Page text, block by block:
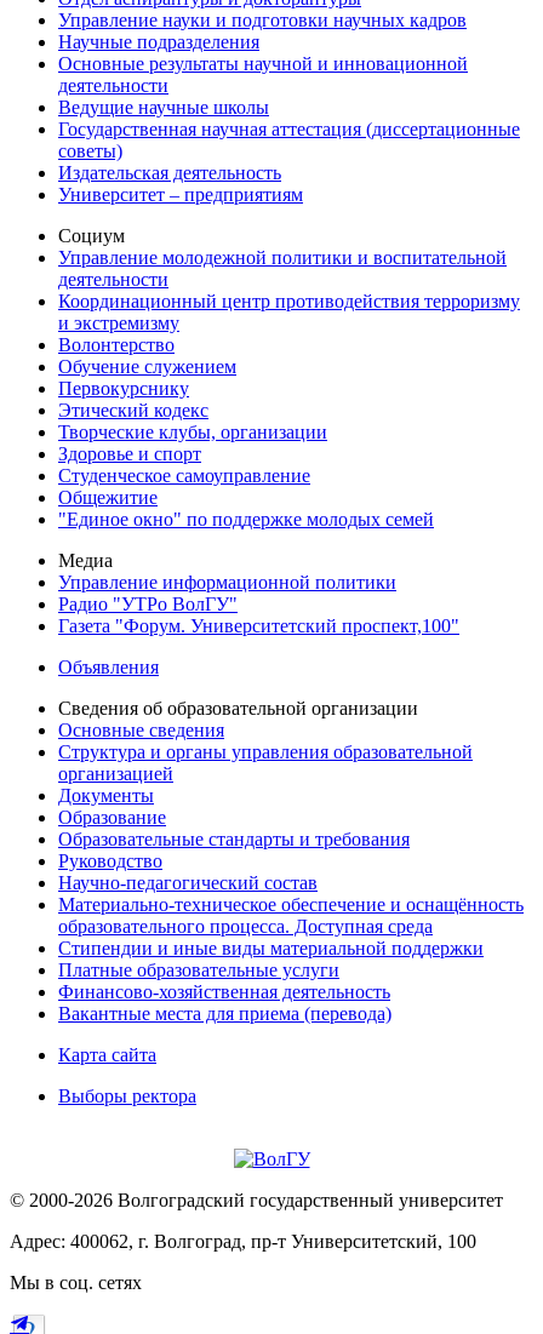
Управление науки и подготовки научных кадров
Научные подразделения
Основные результаты научной и инновационной
деятельности
Ведущие научные школы
Государственная научная аттестация (диссертационные
советы)
Издательская деятельность
Университет – предприятиям
Социум
Управление молодежной политики и воспитательной
деятельности
Координационный центр противодействия терроризму
и экстремизму
Волонтерство
Обучение служением
Первокурснику
Этический кодекс
Творческие клубы, организации
Здоровье и спорт
Студенческое самоуправление
Общежитие
"Единое окно" по поддержке молодых семей
Медиа
Управление информационной политики
Радио "УТРо ВолГУ"
Газета "Форум. Университетский проспект,100"
Объявления
Сведения об образовательной организации
Основные сведения
Структура и органы управления образовательной
организацией
Документы
Образование
Образовательные стандарты и требования
Руководство
Научно-педагогический состав
Материально-техническое обеспечение и оснащённость
образовательного процесса. Доступная среда
Стипендии и иные виды материальной поддержки
Платные образовательные услуги
Финансово-хозяйственная деятельность
Вакантные места для приема (перевода)
Карта сайта
Выборы ректора
© 2000-2026 Волгоградский государственный университет
Адрес: 400062, г. Волгоград, пр-т Университетский, 100
Мы в соц. сетях